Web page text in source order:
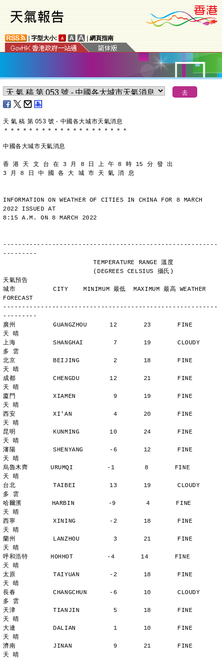
字型大小: 網頁指南
天 氣 稿 第 053 號 - 中國各大城市天氣消息
＊ ＊ ＊ ＊ ＊ ＊ ＊ ＊ ＊ ＊ ＊ ＊ ＊ ＊ ＊ ＊ ＊ ＊ ＊ ＊
中國各大城市天氣消息
香 港 天 文 台 在 3 月 8 日 上 午 8 時 15 分 發 出
3 月 8 日 中 國 各 大 城 市 天 氣 消 息
INFORMATION ON WEATHER OF CITIES IN CHINA FOR 8 MARCH
2022 ISSUED AT
8:15 A.M. ON 8 MARCH 2022
---------------------------------------------------------
---------
                        TEMPERATURE RANGE 溫度
天氣預告
城市          CITY    MINIMUM 最低  MAXIMUM 最高 WEATHER
FORECAST
---------------------------------------------------------
---------
廣州          GUANGZHOU      12       23       FINE
天 晴
上海          SHANGHAI        7       19       CLOUDY
多 雲
北京          BEIJING         2       18       FINE
天 晴
成都          CHENGDU        12       21       FINE
天 晴
廈門          XIAMEN          9       19       FINE
天 晴
西安          XI'AN           4       20       FINE
天 晴
昆明          KUNMING        10       24       FINE
天 晴
瀋陽          SHENYANG       -6       12       FINE
天 晴
烏魯木齊      URUMQI         -1        8       FINE
天 晴
台北          TAIBEI         13       19       CLOUDY
多 雲
哈爾濱        HARBIN         -9        4       FINE
天 晴
西寧          XINING         -2       18       FINE
天 晴
蘭州          LANZHOU         3       21       FINE
天 晴
呼和浩特      HOHHOT         -4       14       FINE
天 晴
太原          TAIYUAN        -2       18       FINE
天 晴
長春          CHANGCHUN      -6       10       CLOUDY
多 雲
天津          TIANJIN         5       18       FINE
天 晴
大連          DALIAN          1       10       FINE
天 晴
濟南          JINAN           9       21       FINE
天 晴